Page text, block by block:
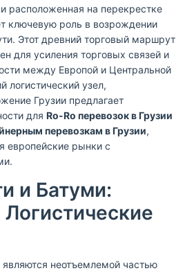
расположенная на перекрестке
ключевую роль в возрождении
Этот древний торговый маршрут
для усиления торговых связей и
между Европой и Центральной
логистический узел,
Грузии предлагает
для Ro-Ro перевозок в Грузии
перевозкам в Грузии,
европейские рынки с
и Батуми:
неотъемлемой частью